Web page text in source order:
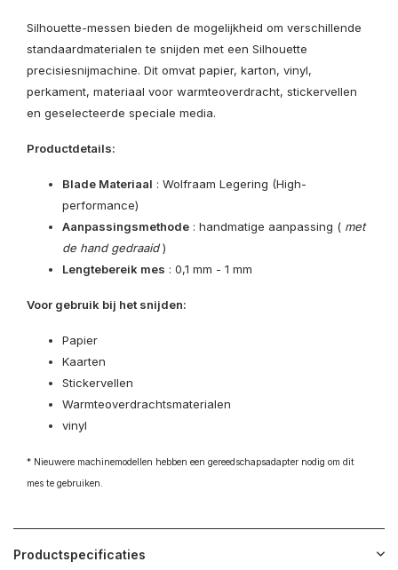
Silhouette-messen bieden de mogelijkheid om verschillende
standaardmaterialen te snijden met een Silhouette
precisiesnijmachine. Dit omvat papier, karton, vinyl,
perkament, materiaal voor warmteoverdracht, stickervellen
en geselecteerde speciale media.
Productdetails:
Blade Materiaal : Wolfraam Legering (High-
performance)
Aanpassingsmethode : handmatige aanpassing ( met
de hand gedraaid)
Lengtebereik mes : 0,1 mm - 1 mm
Voor gebruik bij het snijden:
Papier
Kaarten
Stickervellen
Warmteoverdrachtsmaterialen
vinyl
* Nieuwere machinemodellen hebben een gereedschapsadapter nodig om dit
mes te gebruiken.
Productspecificaties